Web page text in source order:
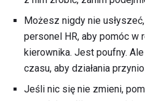
Możesz nigdy nie
personel HR, aby pomóc w
kierownika. Jest poufny.
czasu, aby działania
Jeśli nic się nie zmieni,